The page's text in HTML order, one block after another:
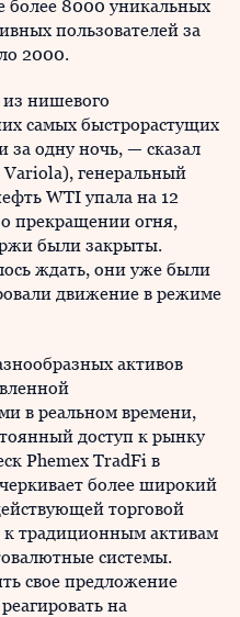
более 8000 уникальных
пользователей за
2000.
из нишевого
самых быстрорастущих
за одну ночь, — сказал
генеральный
WTI упала на 12
прекращении огня,
были закрыты.
ждать, они уже были
движение в режиме
активов
в реальном времени,
доступ к рынку
Phemex TradFi в
более широкий
торговой
к традиционным активам
системы.
свое предложение
на